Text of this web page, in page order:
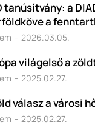
tanúsítvány: a
a
2026.03.05.
világelső a
2025.02.27.
válasz a városi
2025.02.27.